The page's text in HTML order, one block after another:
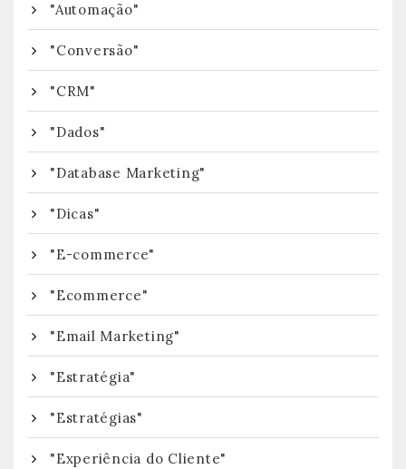
"Automação"
"Conversão"
"CRM"
"Dados"
"Database Marketing"
"Dicas"
"E-commerce"
"Ecommerce"
"Email Marketing"
"Estratégia"
"Estratégias"
"Experiência do Cliente"